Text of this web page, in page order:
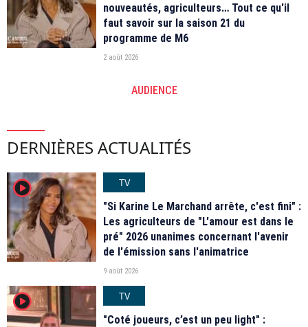
nouveautés, agriculteurs… Tout ce qu'il
faut savoir sur la saison 21 du
programme de M6
2 août 2026
AUDIENCE
DERNIÈRES ACTUALITÉS
player2
TV
"Si Karine Le Marchand arrête, c'est fini" :
Les agriculteurs de "L'amour est dans le
pré" 2026 unanimes concernant l'avenir
de l'émission sans l'animatrice
9 août 2026
player2
TV
"Coté joueurs, c’est un peu light" :